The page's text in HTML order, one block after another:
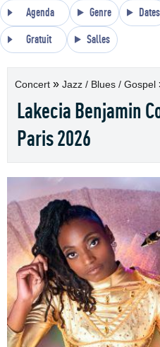
Agenda Genre Dates
Gratuit Salles
Concert » Jazz / Blues / Gospel
Lakecia Benjamin
Paris 2026